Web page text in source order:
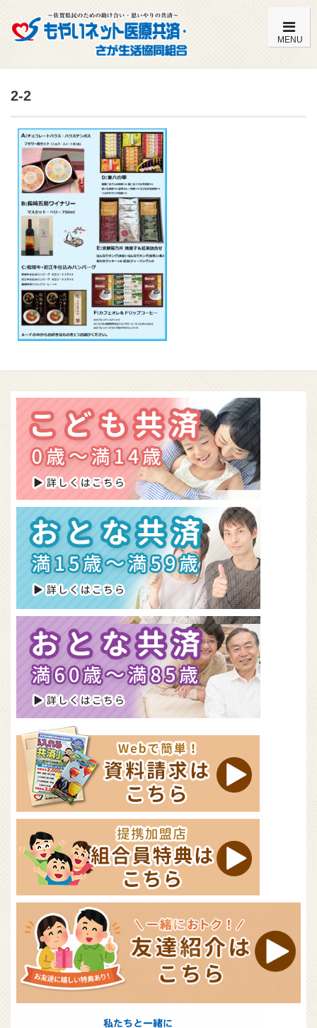
MENU
こども共済（0歳～満14歳）
おとな共済（満15歳～満59歳）
おとな共済（満60歳～満85歳）
よくある質問
組合員特典
無料資料請求
2-2